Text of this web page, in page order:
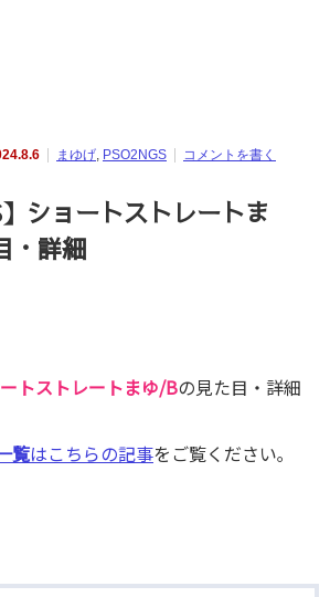
まゆげ, PSO2NGS コメントを書く
】ショートストレートま
・詳細
トストレートまゆ/Bの見た目・詳細
覧はこちらの記事をご覧ください｡